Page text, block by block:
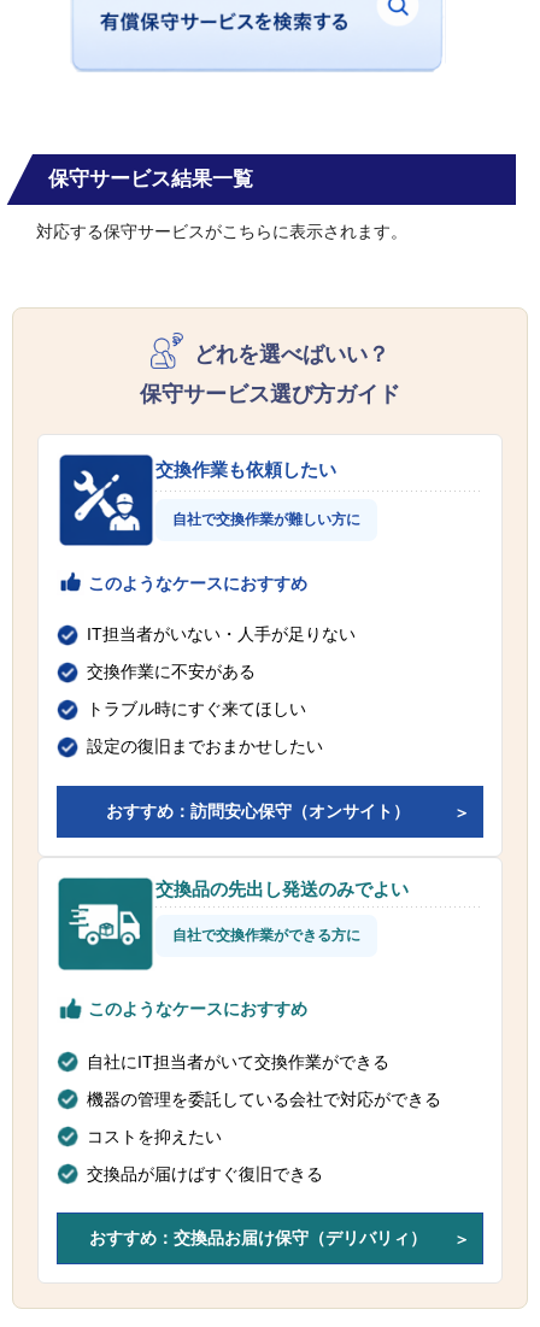
保守サービス結果一覧
対応する保守サービスがこちらに表示されます。
どれを選べばいい？
保守サービス選び方ガイド
交換作業も依頼したい
自社で交換作業が難しい方に
このようなケースにおすすめ
IT担当者がいない・人手が足りない
交換作業に不安がある
トラブル時にすぐ来てほしい
設定の復旧までおまかせしたい
おすすめ：訪問安心保守（オンサイト）
交換品の先出し発送のみでよい
自社で交換作業ができる方に
このようなケースにおすすめ
自社にIT担当者がいて交換作業ができる
機器の管理を委託している会社で対応ができる
コストを抑えたい
交換品が届けばすぐ復旧できる
おすすめ：交換品お届け保守（デリバリィ）